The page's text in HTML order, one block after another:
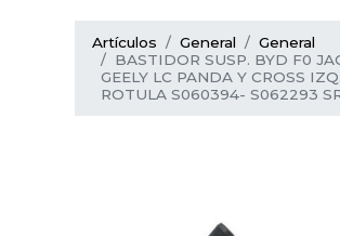
Artículos General
General
BASTIDOR SUSP. BYD F0
GEELY LC PANDA Y CROSS
ROTULA S060394- S062293